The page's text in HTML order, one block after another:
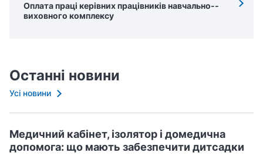
Оплата праці керівних працівників навчально-­
виховного комплексу
Останні новини
Усі новини
Медичний кабінет, ізолятор і домедична
допомога: що мають забезпечити дитсадки